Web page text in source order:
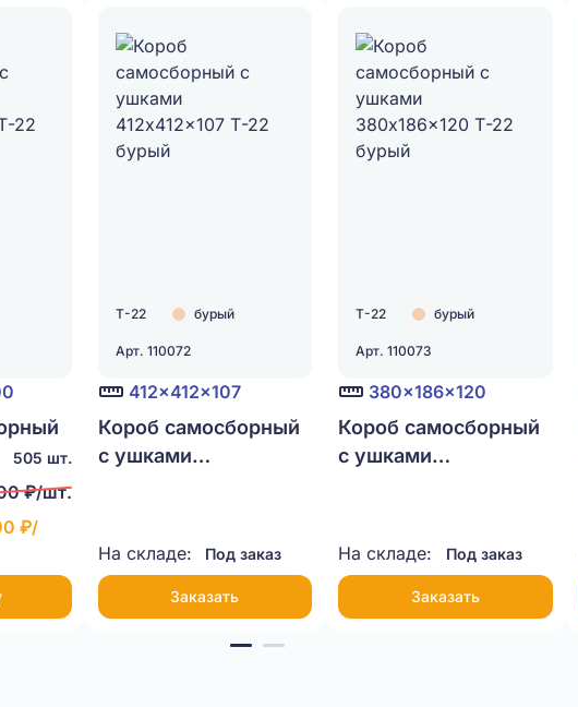
22
505 шт.
₽/шт.
₽/
Т-22 бурый
Арт. 110072
412x412x107
Короб самосборный
с ушками
На складе: Под заказ
Заказать
Т-22 бурый
Арт. 110073
380x186x120
Короб самосборный
с ушками
На складе: Под заказ
Заказать